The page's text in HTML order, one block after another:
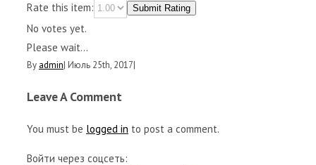
Rate this item: Submit Rating
No votes yet.
Please wait...
By admin| Июль 25th, 2017|
Leave A Comment
You must be logged in to post a comment.
Войти через соцсеть: